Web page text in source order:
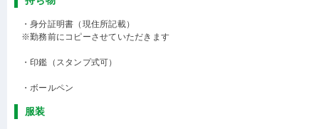
・身分証明書（現住所記載）
※勤務前にコピーさせていただきます
・印鑑（スタンプ式可）
・ボールペン
服装